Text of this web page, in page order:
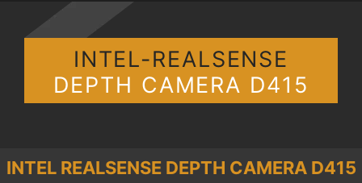
INTEL-REALSENSE
DEPTH CAMERA D415
INTEL REALSENSE DEPTH CAMERA D415